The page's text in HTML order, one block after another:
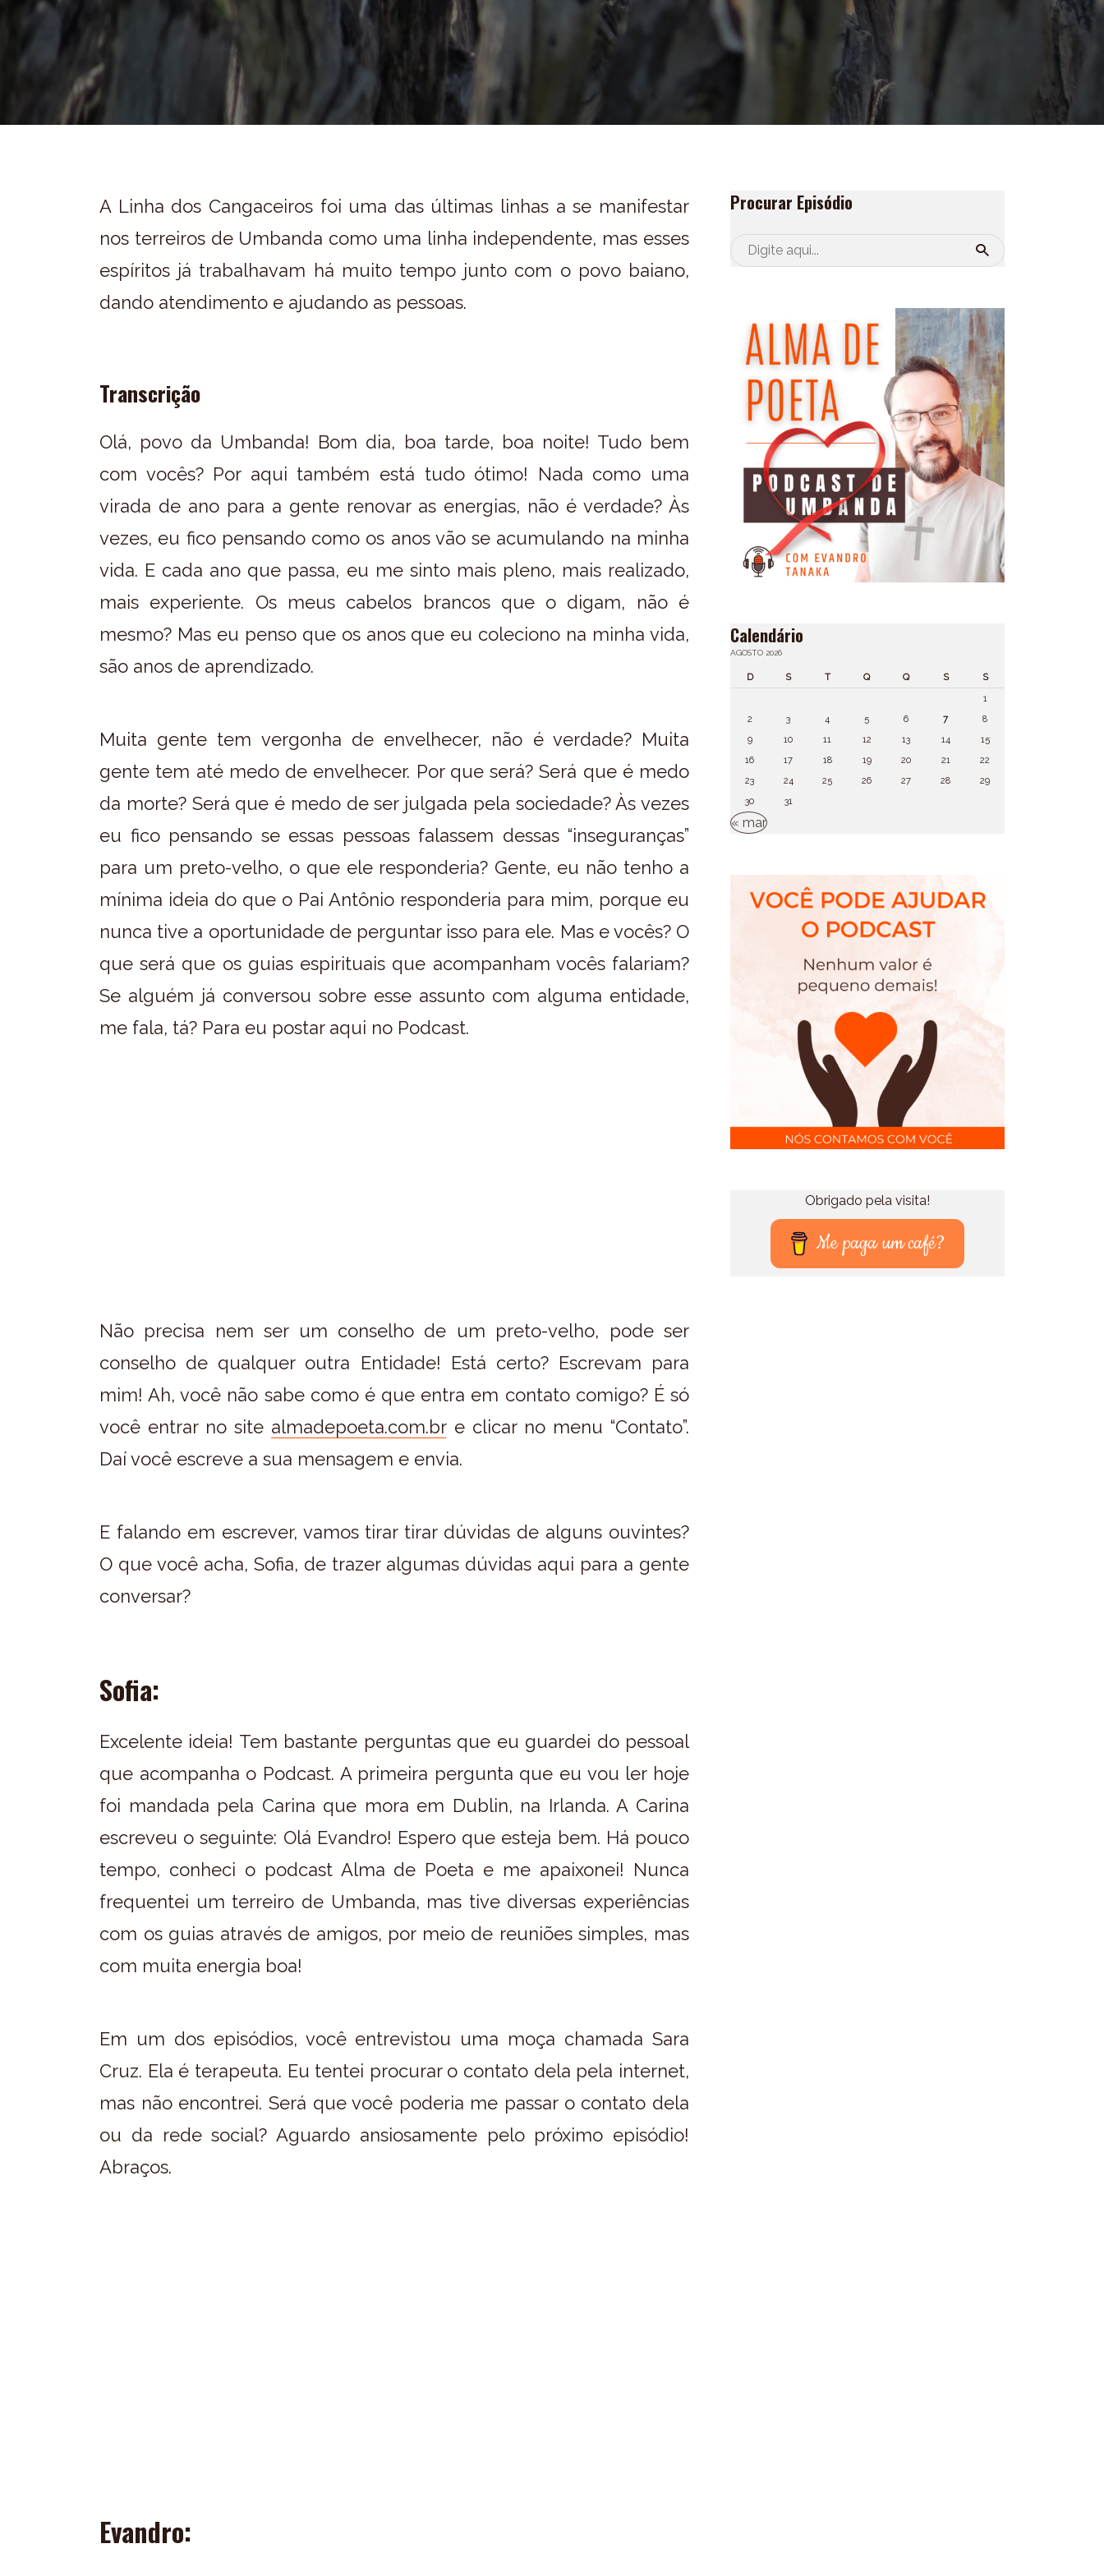
A Linha dos Cangaceiros foi uma das últimas linhas a se manifestar
nos terreiros de Umbanda como uma linha independente, mas esses
espíritos já trabalhavam há muito tempo junto com o povo baiano,
dando atendimento e ajudando as pessoas.
Transcrição
Olá, povo da Umbanda! Bom dia, boa tarde, boa noite! Tudo bem
com vocês? Por aqui também está tudo ótimo! Nada como uma
virada de ano para a gente renovar as energias, não é verdade? Às
vezes, eu fico pensando como os anos vão se acumulando na minha
vida. E cada ano que passa, eu me sinto mais pleno, mais realizado,
mais experiente. Os meus cabelos brancos que o digam, não é
mesmo? Mas eu penso que os anos que eu coleciono na minha vida,
são anos de aprendizado.
Muita gente tem vergonha de envelhecer, não é verdade? Muita
gente tem até medo de envelhecer. Por que será? Será que é medo
da morte? Será que é medo de ser julgada pela sociedade? Às vezes
eu fico pensando se essas pessoas falassem dessas “inseguranças”
para um preto-velho, o que ele responderia? Gente, eu não tenho a
mínima ideia do que o Pai Antônio responderia para mim, porque eu
nunca tive a oportunidade de perguntar isso para ele. Mas e vocês? O
que será que os guias espirituais que acompanham vocês falariam?
Se alguém já conversou sobre esse assunto com alguma entidade,
me fala, tá? Para eu postar aqui no Podcast.
Não precisa nem ser um conselho de um preto-velho, pode ser
conselho de qualquer outra Entidade! Está certo? Escrevam para
mim! Ah, você não sabe como é que entra em contato comigo? É só
você entrar no site almadepoeta.com.bre clicar no menu “Contato”.
Daí você escreve a sua mensagem e envia.
E falando em escrever, vamos tirar tirar dúvidas de alguns ouvintes?
O que você acha, Sofia, de trazer algumas dúvidas aqui para a gente
conversar?
Sofia:
Excelente ideia! Tem bastante perguntas que eu guardei do pessoal
que acompanha o Podcast. A primeira pergunta que eu vou ler hoje
foi mandada pela Carina que mora em Dublin, na Irlanda. A Carina
escreveu o seguinte: Olá Evandro! Espero que esteja bem. Há pouco
tempo, conheci o podcast Alma de Poeta e me apaixonei! Nunca
frequentei um terreiro de Umbanda, mas tive diversas experiências
com os guias através de amigos, por meio de reuniões simples, mas
com muita energia boa!
Em um dos episódios, você entrevistou uma moça chamada Sara
Cruz. Ela é terapeuta. Eu tentei procurar o contato dela pela internet,
mas não encontrei. Será que você poderia me passar o contato dela
ou da rede social? Aguardo ansiosamente pelo próximo episódio!
Abraços.
Evandro:
Procurar Episódio
Calendário
AGOSTO 2026
D S T Q Q S
S
1
2
3 4 5 6 7
8
9
10 11 12 13 14
15
16
17 18 19 20 21
22
23
24 25 26 27 28
29
30
31
« mar
Obrigado pela visita!
Me paga um café?